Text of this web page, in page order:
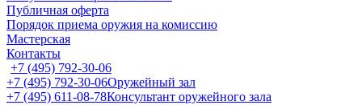
Публичная оферта
Порядок приема оружия на комиссию
Мастерская
Контакты
+7 (495) 792-30-06
+7 (495) 792-30-06Оружейный зал
+7 (495) 611-08-78Консультант оружейного зала